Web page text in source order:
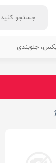
جلوبندی